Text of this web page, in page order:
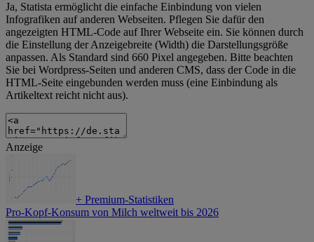
Ja, Statista ermöglicht die einfache Einbindung von vielen
Infografiken auf anderen Webseiten. Pflegen Sie dafür den
angezeigten HTML-Code auf Ihrer Webseite ein. Sie können durch
die Einstellung der Anzeigebreite (Width) die Darstellungsgröße
anpassen. Als Standard sind 660 Pixel angegeben. Bitte beachten
Sie bei Wordpress-Seiten und anderen CMS, dass der Code in die
HTML-Seite eingebunden werden muss (eine Einbindung als
Artikeltext reicht nicht aus).
Anzeige
+ Premium-Statistiken
Pro-Kopf-Konsum von Milch weltweit bis 2026